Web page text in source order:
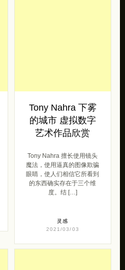
Tony Nahra 下雾
的城市 虚拟数字
艺术作品欣赏
Tony Nahra 擅长使用镜头
魔法，使用逼真的图像欺骗
眼睛，使人们相信它所看到
的东西确实存在于三个维
度。结 […]
灵感
2021/03/03